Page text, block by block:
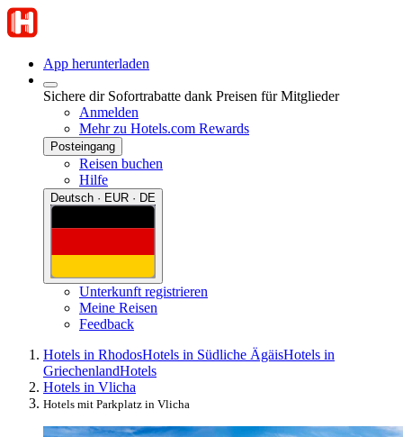
App herunterladen
Sichere dir Sofortrabatte dank Preisen für Mitglieder
Anmelden
Mehr zu Hotels.com Rewards
Posteingang
Reisen buchen
Hilfe
Deutsch · EUR · DE
Unterkunft registrieren
Meine Reisen
Feedback
Hotels in RhodosHotels in Südliche ÄgäisHotels in
GriechenlandHotels
Hotels in Vlicha
Hotels mit Parkplatz in Vlicha